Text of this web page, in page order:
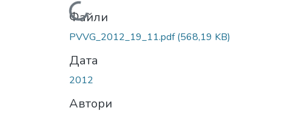
Вантажиться...
Файли
PVVG_2012_19_11.pdf(568,19 KB)
Дата
2012
Автори